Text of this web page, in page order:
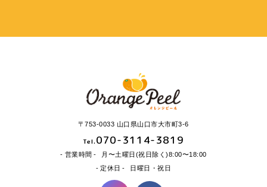
〒753-0033 山口県山口市大市町3-6
Tel. 070-3114-3819
営業時間
月〜土曜日(祝日除く)8:00〜18:00
定休日
日曜日・祝日